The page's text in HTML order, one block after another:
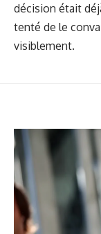
décision était
tenté de le
visiblement.